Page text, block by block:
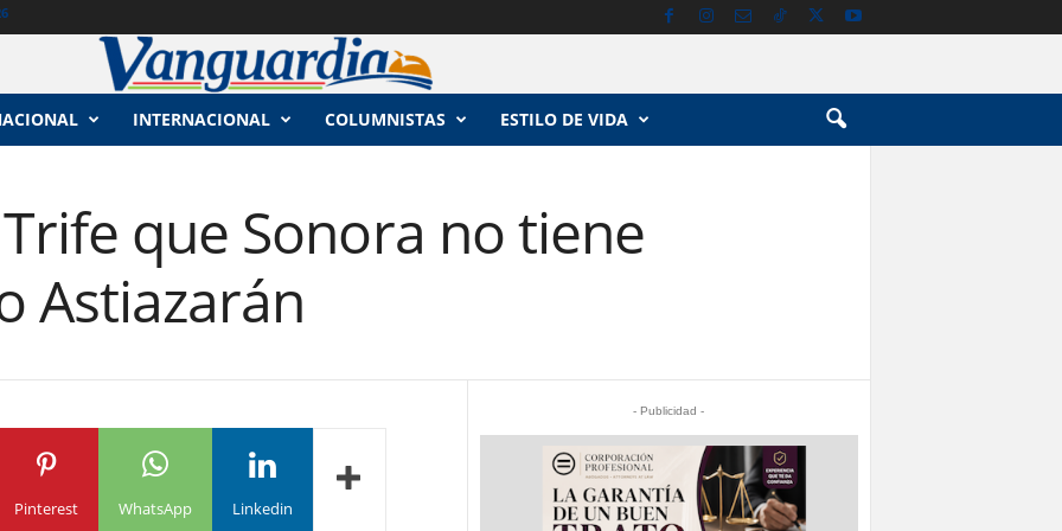
INTERNACIONAL COLUMNISTAS ESTILO DE VIDA
que Sonora no tiene
Astiazarán
Pinterest WhatsApp Linkedin
- Publicidad -